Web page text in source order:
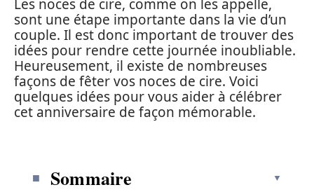
Les noces de cire, comme on les appelle,
sont une étape importante dans la vie d’un
couple. Il est donc important de trouver des
idées pour rendre cette journée inoubliable.
Heureusement, il existe de nombreuses
façons de fêter vos noces de cire. Voici
quelques idées pour vous aider à célébrer
cet anniversaire de façon mémorable.
Sommaire